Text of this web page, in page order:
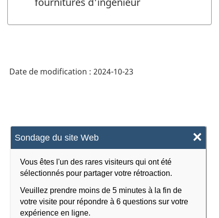
Sondage du site Web ×
Vous êtes l'un des rares visiteurs qui ont été
sélectionnés pour partager votre rétroaction.
Veuillez prendre moins de 5 minutes à la fin de
votre visite pour répondre à 6 questions sur votre
expérience en ligne.
Date de modification : 2024-10-23